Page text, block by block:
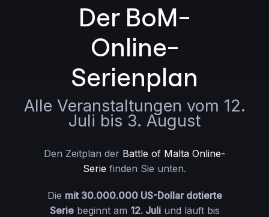
Der BoM-
Online-
Serienplan
Alle Veranstaltungen vom 12.
Juli bis 3. August
Den Zeitplan der Battle of Malta Online-
Serie finden Sie unten.
Die mit 30.000.000 US-Dollar dotierte
Seriebeginnt am 12. Juliund läuft bis